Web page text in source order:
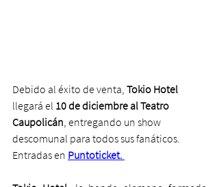
Debido al éxito de venta, Tokio Hotel
llegará el 10 de diciembre al Teatro
Caupolicán, entregando un show
descomunal para todos sus fanáticos.
Entradas en Puntoticket.